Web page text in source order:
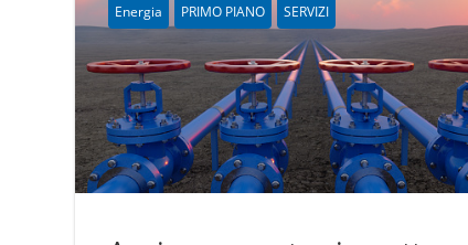
Energia PRIMO PIANO SERVIZI